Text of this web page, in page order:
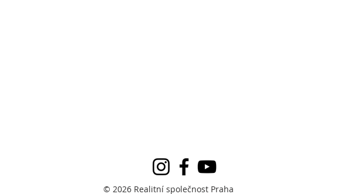
© 2026 Realitní společnost Praha